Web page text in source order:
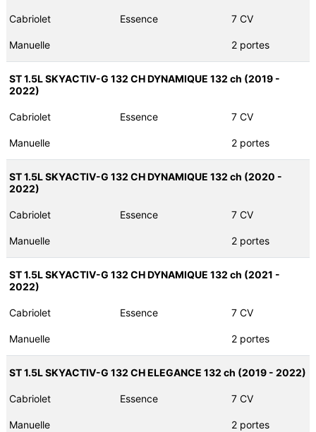
Cabriolet Essence 7 CV
Manuelle 2 portes
ST 1.5L SKYACTIV-G 132 CH DYNAMIQUE 132 ch (2019 -
2022)
Cabriolet Essence 7 CV
Manuelle 2 portes
ST 1.5L SKYACTIV-G 132 CH DYNAMIQUE 132 ch (2020 -
2022)
Cabriolet Essence 7 CV
Manuelle 2 portes
ST 1.5L SKYACTIV-G 132 CH DYNAMIQUE 132 ch (2021 -
2022)
Cabriolet Essence 7 CV
Manuelle 2 portes
ST 1.5L SKYACTIV-G 132 CH ELEGANCE 132 ch (2019 - 2022)
Cabriolet Essence 7 CV
Manuelle 2 portes